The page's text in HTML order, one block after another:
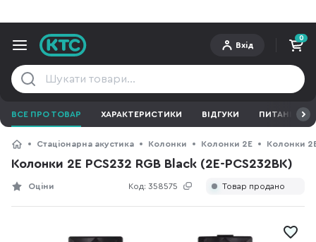
Вхід
0
ВСЕ ПРО ТОВАР ХАРАКТЕРИСТИКИ ВІДГУКИ ПИТАННЯ ТА
Стаціонарна акустика Колонки Колонки 2E Колонки
Колонки 2E PCS232 RGB Black (2E-PCS232BK)
Код: 358575
Оціни Товар продано